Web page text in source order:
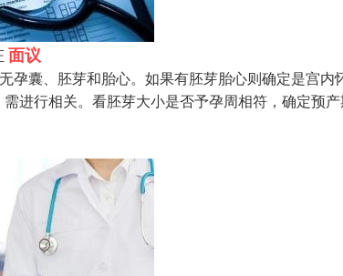
面议
孕囊、胚芽和胎心。如果有胚芽胎心则确定是宫
进行相关。看胚芽大小是否予孕周相符，确定预